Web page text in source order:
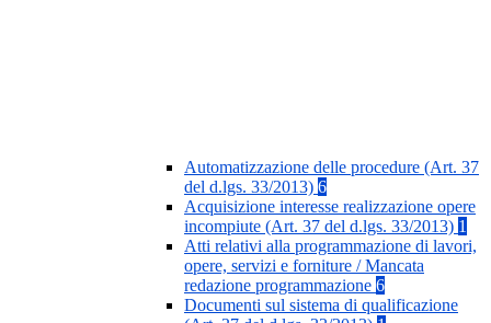
Automatizzazione delle procedure (Art. 37
del d.lgs. 33/2013) 6
Acquisizione interesse realizzazione opere
incompiute (Art. 37 del d.lgs. 33/2013) 1
Atti relativi alla programmazione di lavori,
opere, servizi e forniture / Mancata
redazione programmazione 6
Documenti sul sistema di qualificazione